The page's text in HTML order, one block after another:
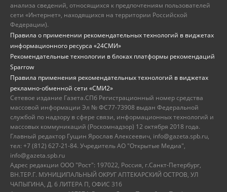
анализа сведений, относящихся к предпочтениям пользователей
сети «Интернет», находящихся на территории Российской
Федерации).
Правила о применении рекомендательных технологий в виджетах
информационного ресурса «24СМИ»
Рекомендательные технологии в блоках платформы рекомендаций
Sparrow
Правила применения рекомендательных технологий в виджетах
рекламно-обменной сети «СМИ2»
Сетевое издание Газета.СПб Регистрационный номер средства
массовой информации Эл № ФС77-73908 выдан Федеральной
службой по надзору в сфере связи, информационных технологий и
массовых коммуникаций (Роскомнадзор) 12 октября 2018 года.
Главный редактор Гущин Ярослав Алексеевич, info@gazeta.spb.ru,
тел: +7 (812) 627-21-84. Учредитель АО "Открытые Медиа",
info@gazeta.spb.ru
Адрес редакции ООО "Рост": 197022, Россия, г.Санкт-Петербург,
ВН.ТЕР.Г. МУНИЦИПАЛЬНЫЙ ОКРУГ АПТЕКАРСКИЙ ОСТРОВ, УЛ
ЧАПЫГИНА, Д. 6 ЛИТЕРА П, ОФИС 316